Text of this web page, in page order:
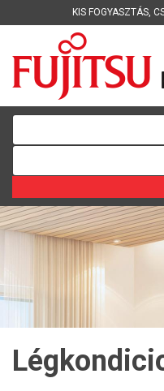
KIS FOGYASZTÁS,